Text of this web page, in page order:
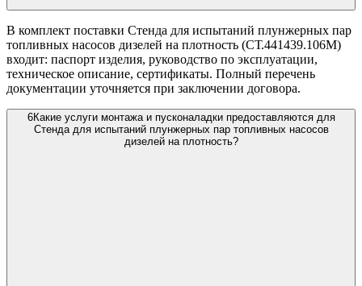
В комплект поставки Стенда для испытаний плунжерных пар
топливных насосов дизелей на плотность (СТ.441439.106М)
входит: паспорт изделия, руководство по эксплуатации,
техническое описание, сертификаты. Полный перечень
документации уточняется при заключении договора.
6Какие услуги монтажа и пусконаладки предоставляются для
Стенда для испытаний плунжерных пар топливных насосов
дизелей на плотность?